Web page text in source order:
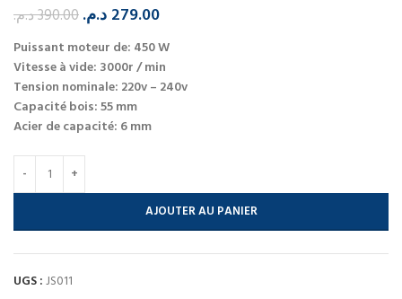
390.00د.م. 279.00 د.م.
Puissant moteur de: 450 W
Vitesse à vide: 3000r / min
Tension nominale: 220v – 240v
Capacité bois: 55 mm
Acier de capacité: 6 mm
AJOUTER AU PANIER
UGS :JS011